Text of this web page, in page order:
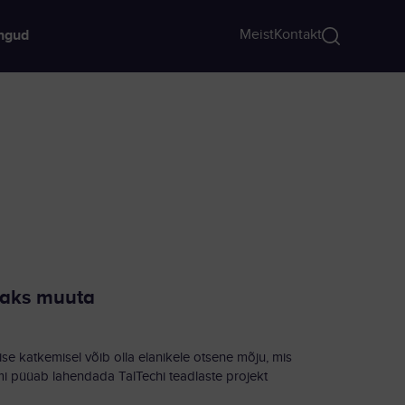
MeistKontakt
muuta
katkemisel võib olla elanikele otsene mõju, mis
püüab lahendada TalTechi teadlaste projekt